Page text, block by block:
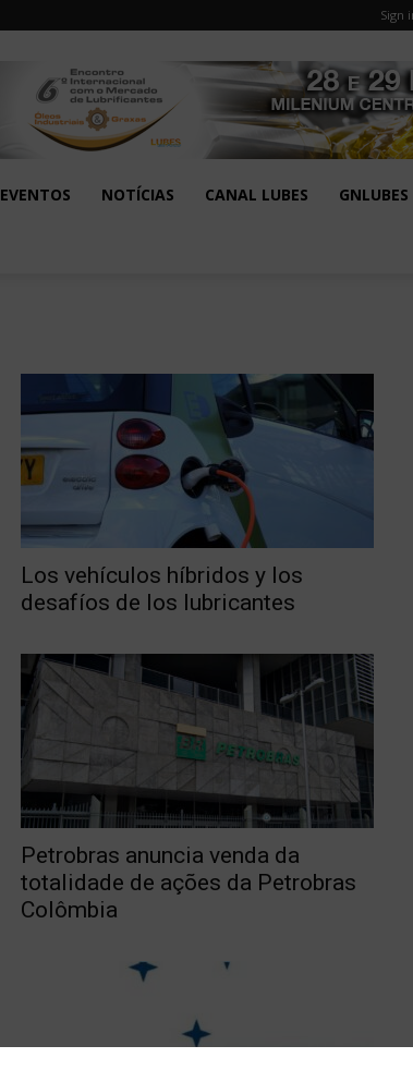
Sign
EVENTOS NOTÍCIAS CANAL LUBES GNLUBES
Los vehículos híbridos y los
desafíos de los lubricantes
Petrobras anuncia venda da
totalidade de ações da Petrobras
Colômbia